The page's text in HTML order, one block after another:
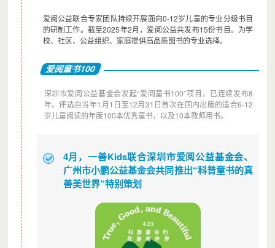
爱阅公益联合专家团队持续开展面向0-12岁儿童的专业分级书目
的研制工作。截至2025年2月，爱阅公益共发布15份书目。为学
校、社区、公益组织、家庭提供高品质图书的专业选择。
爱阅童书100
深圳市爱阅公益基金会发起“爱阅童书100”项目，已连续发布8
年。评选自当年1月1日至12月31日首次在国内出版的适合6-12
岁儿童阅读的年度100本优秀童书，以及10本教师用书。
4月，一善Kids联合深圳市爱阅公益基金会、
广州市小鹏公益基金会共同推出“科普童书的真
善美世界”特别策划